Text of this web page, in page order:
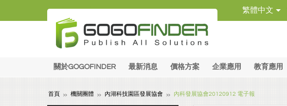
繁體中文
關於GOGOFINDER 最新消息 價格方案 企業應用 教育應用
首頁 機關團體 內湖科技園區發展協會 內科發展協會20120912 電子報